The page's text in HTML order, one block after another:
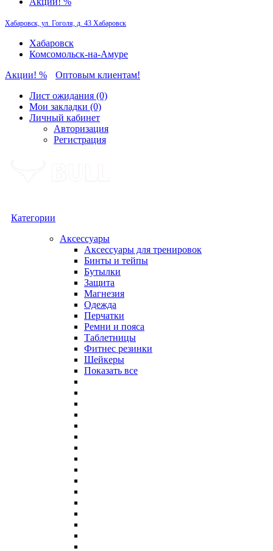
Хабаровск, ул. Гоголя, д. 43 Хабаровск
Хабаровск
Комсомольск-на-Амуре
Акции! %
Оптовым клиентам!
Лист ожидания (0)
Мои закладки (0)
Личный кабинет
Авторизация
Регистрация
Категории
Аксессуары
Аксессуары для тренировок
Бинты и тейпы
Бутылки
Защита
Магнезия
Одежда
Перчатки
Ремни и пояса
Таблетницы
Фитнес резинки
Шейкеры
Показать все